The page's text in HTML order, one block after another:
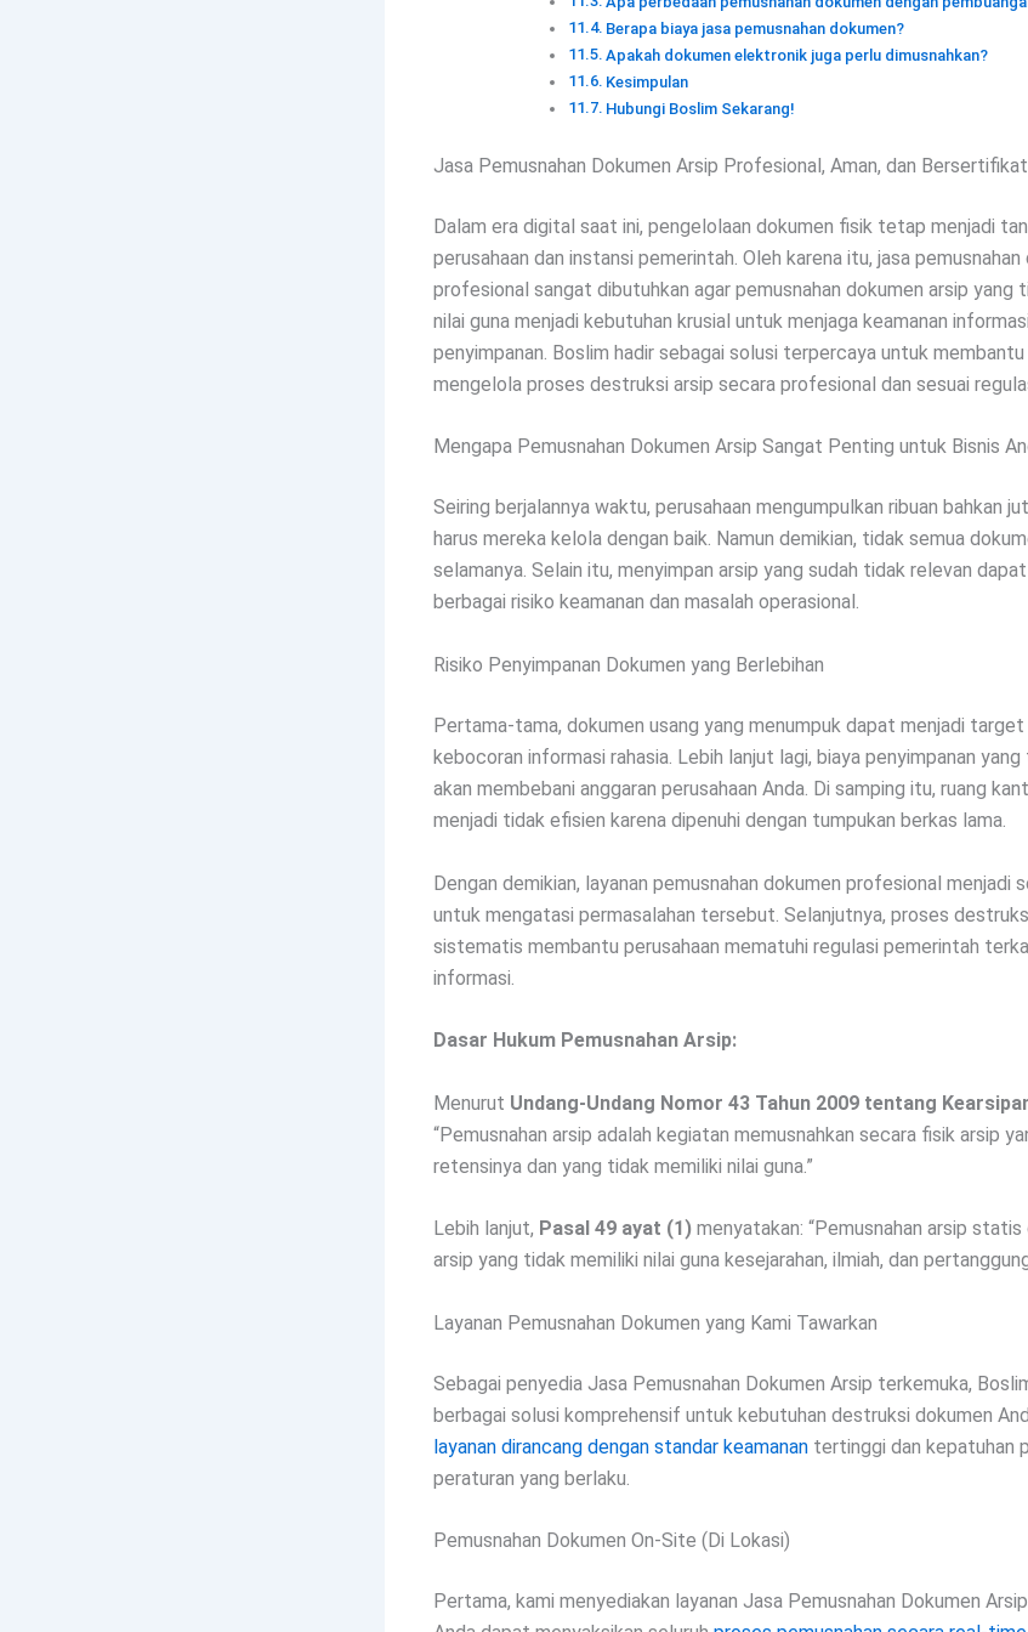
Berapa biaya jasa pemusnahan dokumen?
Apakah dokumen elektronik juga perlu dimusnahkan?
Kesimpulan
Hubungi Boslim Sekarang!
Jasa Pemusnahan Dokumen Arsip Profesional, Aman, dan Bersertifikat
Dalam era digital saat ini, pengelolaan dokumen fisik tetap menjadi
perusahaan dan instansi pemerintah. Oleh karena itu, jasa
profesional sangat dibutuhkan agar pemusnahan dokumen arsip yang
nilai guna menjadi kebutuhan krusial untuk menjaga keamanan
penyimpanan. Boslim hadir sebagai solusi terpercaya untuk membantu
mengelola proses destruksi arsip secara profesional dan sesuai
Mengapa Pemusnahan Dokumen Arsip Sangat Penting untuk Bisnis
Seiring berjalannya waktu, perusahaan mengumpulkan ribuan bahkan
harus mereka kelola dengan baik. Namun demikian, tidak semua
selamanya. Selain itu, menyimpan arsip yang sudah tidak relevan
berbagai risiko keamanan dan masalah operasional.
Risiko Penyimpanan Dokumen yang Berlebihan
Pertama-tama, dokumen usang yang menumpuk dapat menjadi
kebocoran informasi rahasia. Lebih lanjut lagi, biaya penyimpanan
akan membebani anggaran perusahaan Anda. Di samping itu, ruang
menjadi tidak efisien karena dipenuhi dengan tumpukan berkas lama.
Dengan demikian, layanan pemusnahan dokumen profesional menjadi
untuk mengatasi permasalahan tersebut. Selanjutnya, proses
sistematis membantu perusahaan mematuhi regulasi pemerintah
informasi.
Dasar Hukum Pemusnahan Arsip:
Menurut Undang-Undang Nomor 43 Tahun 2009 tentang
“Pemusnahan arsip adalah kegiatan memusnahkan secara fisik arsip
retensinya dan yang tidak memiliki nilai guna.”
Lebih lanjut, Pasal 49 ayat (1) menyatakan: “Pemusnahan arsip
arsip yang tidak memiliki nilai guna kesejarahan, ilmiah, dan
Layanan Pemusnahan Dokumen yang Kami Tawarkan
Sebagai penyedia Jasa Pemusnahan Dokumen Arsip terkemuka,
berbagai solusi komprehensif untuk kebutuhan destruksi dokumen
layanan dirancang dengan standar keamanan tertinggi dan kepatuhan
peraturan yang berlaku.
Pemusnahan Dokumen On-Site (Di Lokasi)
Pertama, kami menyediakan layanan Jasa Pemusnahan Dokumen